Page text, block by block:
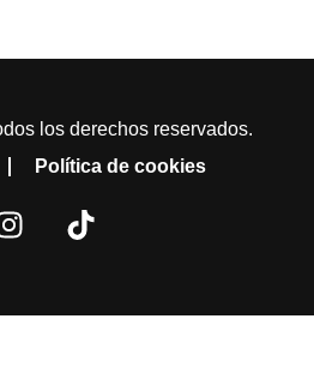
los derechos reservados.
Política de cookies